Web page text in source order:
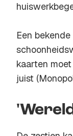
Een
kaarten
juist